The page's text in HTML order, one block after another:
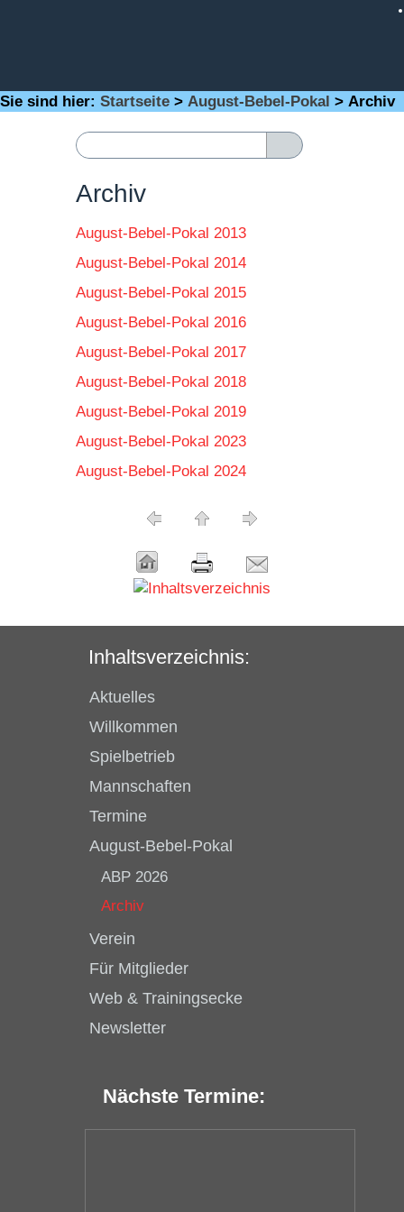
Sie sind hier: Startseite > August-Bebel-Pokal > Archiv
Archiv
August-Bebel-Pokal 2013
August-Bebel-Pokal 2014
August-Bebel-Pokal 2015
August-Bebel-Pokal 2016
August-Bebel-Pokal 2017
August-Bebel-Pokal 2018
August-Bebel-Pokal 2019
August-Bebel-Pokal 2023
August-Bebel-Pokal 2024
Inhaltsverzeichnis:
Aktuelles
Willkommen
Spielbetrieb
Mannschaften
Termine
August-Bebel-Pokal
ABP 2026
Archiv
Verein
Für Mitglieder
Web & Trainingsecke
Newsletter
Nächste Termine: